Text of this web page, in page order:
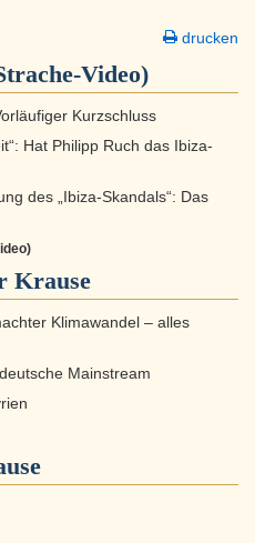
drucken
Video)
Kurzschluss
Hat Philipp Ruch das Ibiza-
des „Ibiza-Skandals“: Das
Krause
Klimawandel – alles
Mainstream